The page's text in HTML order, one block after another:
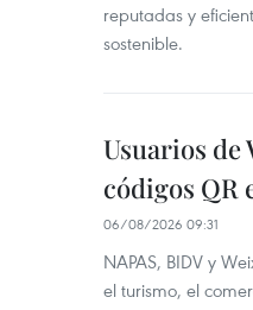
reputadas y
sostenible.
Usuarios de
códigos QR
06/08/2026 09:31
NAPAS, BIDV y
el turismo, el